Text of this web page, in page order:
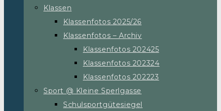
Klassen
Klassenfotos 2025/26
Klassenfotos – Archiv
Klassenfotos 202425
Klassenfotos 202324
Klassenfotos 202223
Sport @ Kleine Sperlgasse
Schulsportgütesiegel